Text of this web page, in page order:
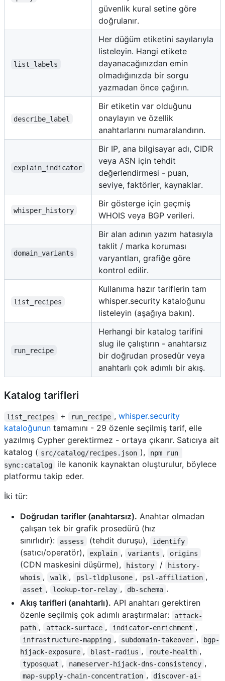
güvenlik kural setine göre
doğrulanır.
list_labels
Her düğüm etiketini sayılarıyla
listeleyin. Hangi etikete
dayanacağınızdan emin
olmadığınızda bir sorgu
yazmadan önce çağırın.
describe_label
Bir etiketin var olduğunu
onaylayın ve özellik
anahtarlarını numaralandırın.
explain_indicator
Bir IP, ana bilgisayar adı, CIDR
veya ASN için tehdit
değerlendirmesi - puan,
seviye, faktörler, kaynaklar.
whisper_history
Bir gösterge için geçmiş
WHOIS veya BGP verileri.
domain_variants
Bir alan adının yazım hatasıyla
taklit / marka koruması
varyantları, grafiğe göre
kontrol edilir.
list_recipes
Kullanıma hazır tariflerin tam
whisper.security kataloğunu
listeleyin (aşağıya bakın).
run_recipe
Herhangi bir katalog tarifini
slug ile çalıştırın - anahtarsız
bir doğrudan prosedür veya
anahtarlı çok adımlı bir akış.
Katalog tarifleri
list_recipes + run_recipe , whisper.security
kataloğunun tamamını - 29 özenle seçilmiş tarif, elle
yazılmış Cypher gerektirmez - ortaya çıkarır. Satıcıya ait
katalog ( src/catalog/recipes.json ),
npm run
sync:catalog
ile kanonik kaynaktan oluşturulur, böylece
platformu takip eder.
İki tür:
Doğrudan tarifler (anahtarsız). Anahtar olmadan
çalışan tek bir grafik prosedürü (hız
sınırlıdır):
assess (tehdit duruşu), identify
(satıcı/operatör), explain , variants , origins
(CDN maskesini düşürme), history /
history-
whois , walk , psl-tldplusone , psl-affiliation ,
asset , lookup-tor-relay , db-schema .
Akış tarifleri (anahtarlı). API anahtarı gerektiren
özenle seçilmiş çok adımlı araştırmalar:
attack-
path , attack-surface , indicator-enrichment ,
infrastructure-mapping , subdomain-takeover ,
bgp-
hijack-exposure , blast-radius , route-health ,
typosquat , nameserver-hijack-dns-consistency ,
map-supply-chain-concentration ,
discover-ai-